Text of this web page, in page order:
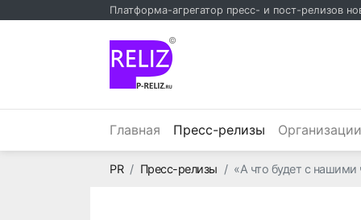
Платформа-агрегатор пресс- и пост-релизов
©
Главная Пресс-релизы (текущий)
Организации
PRГлавная
Пресс-релизы «А что будет с